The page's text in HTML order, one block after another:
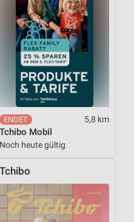
5,8 km
Tchibo Mobil
Noch heute gültig
Tchibo
Auswahl von